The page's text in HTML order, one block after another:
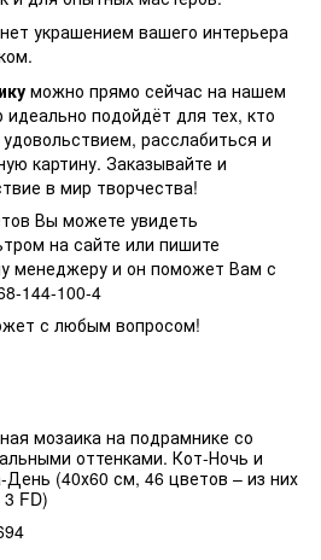
украшением вашего интерьера
можно прямо сейчас на нашем
подойдёт для тех, кто
расслабиться и
картину. Заказывайте и
в мир творчества!
Вы можете увидеть
на сайте или пишите
менеджеру и он поможет Вам с
144-100-4
с любым вопросом!
мозаика на подрамнике со
оттенками. Кот-Ночь и
(40х60 см, 46 цветов – из них
3 FD)